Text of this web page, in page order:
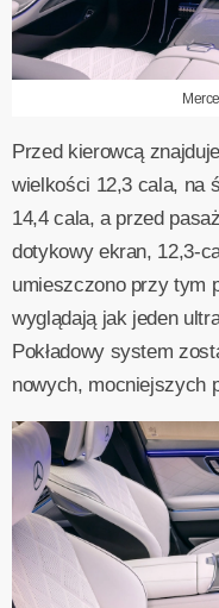
Przed kierowcą
wielkości 12,3 cala, na
14,4 cala, a przed
dotykowy ekran, 12,3-
umieszczono przy tym
wyglądają jak jeden
Pokładowy system
nowych, mocniejszych